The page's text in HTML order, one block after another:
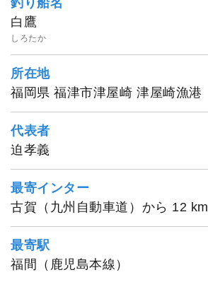
釣り船名
白鷹
しろたか
所在地
福岡県 福津市津屋崎 津屋崎漁港
代表者
迫孝義
最寄インター
古賀（九州自動車道）から 12 km
最寄駅
福間（鹿児島本線）